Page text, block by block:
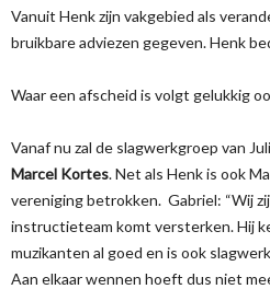
Vanuit Henk zijn vakgebied als
bruikbare adviezen gegeven. Henk
Waar een afscheid is volgt gelukkig
Vanaf nu zal de slagwerkgroep van
Marcel Kortes. Net als Henk is ook
vereniging betrokken. Gabriel: “Wij
instructieteam komt versterken. Hij
muzikanten al goed en is ook
Aan elkaar wennen hoeft dus niet